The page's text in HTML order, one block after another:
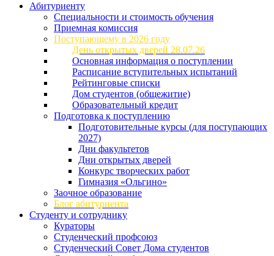
Абитуриенту
Специальности и стоимость обучения
Приемная комиссия
Поступающему в 2026 году
День открытых дверей 28.07.26
Основная информация о поступлении
Расписание вступительных испытаний
Рейтинговые списки
Дом студентов (общежитие)
Образовательный кредит
Подготовка к поступлению
Подготовительные курсы (для поступающих
2027)
Дни факультетов
Дни открытых дверей
Конкурс творческих работ
Гимназия «Ольгино»
Заочное образование
Блог абитуриента
Студенту и сотруднику
Кураторы
Студенческий профсоюз
Студенческий Совет Дома студентов